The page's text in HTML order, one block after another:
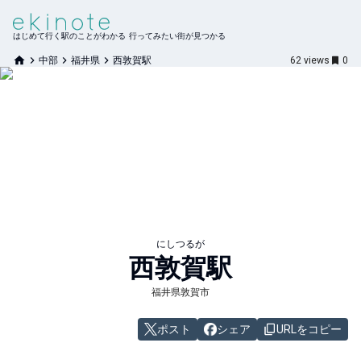
はじめて行く駅のことがわかる 行ってみたい街が見つかる
中部 福井県 西敦賀駅 62 views 0
にしつるが
西敦賀駅
福井県敦賀市
ポスト シェア URLをコピー